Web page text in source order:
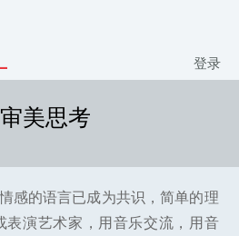
登录
美思考
感的语言已成为共识，简单的理
表演艺术家，用音乐交流，用音